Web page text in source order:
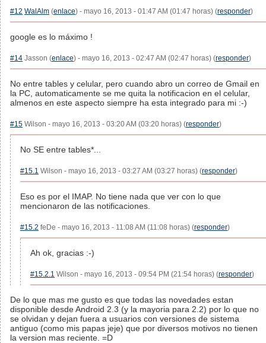
#12 WalAlm (enlace) - mayo 16, 2013 - 01:47 AM (01:47 horas) (responder)
google es lo máximo !
#14 Jasson (enlace) - mayo 16, 2013 - 02:47 AM (02:47 horas) (responder)
No entre tables y celular, pero cuando abro un correo de Gmail en
la PC, automaticamente se me quita la notificacion en el celular,
almenos en este aspecto siempre ha esta integrado para mi :-)
#15 Wilson - mayo 16, 2013 - 03:20 AM (03:20 horas) (responder)
No SE entre tables*...
#15.1 Wilson - mayo 16, 2013 - 03:27 AM (03:27 horas) (responder)
Eso es por el IMAP. No tiene nada que ver con lo que
mencionaron de las notificaciones.
#15.2 feDe - mayo 16, 2013 - 11:08 AM (11:08 horas) (responder)
Ah ok, gracias :-)
#15.2.1 Wilson - mayo 16, 2013 - 09:54 PM (21:54 horas) (responder)
De lo que mas me gusto es que todas las novedades estan
disponible desde Android 2.3 (y la mayoria para 2.2) por lo que no
se olvidan y dejan fuera a usuarios con versiones de sistema
antiguo (como mis papas jeje) que por diversos motivos no tienen
la version mas reciente. =D